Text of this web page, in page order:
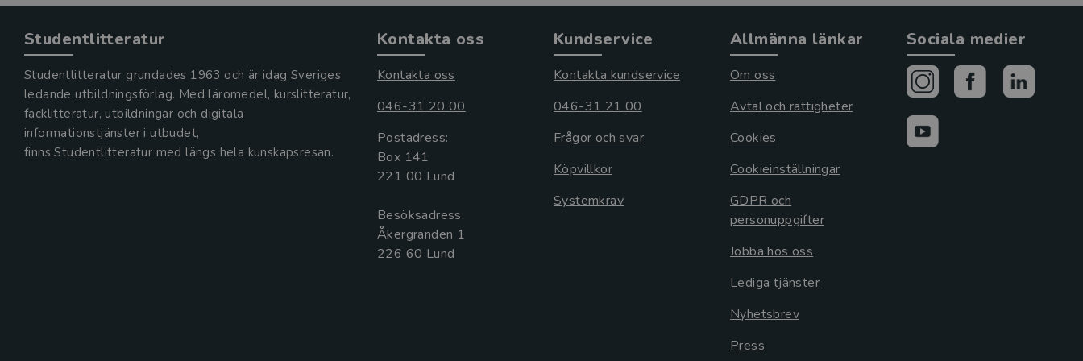
Studentlitteratur
Studentlitteratur grundades 1963 och är idag Sveriges
ledande utbildningsförlag. Med läromedel, kurslitteratur,
facklitteratur, utbildningar och digitala
informationstjänster i utbudet,
finns Studentlitteratur med längs hela kunskapsresan.
Kontakta oss
Kontakta oss
046-31 20 00
Postadress:
Box 141
221 00 Lund
Besöksadress:
Åkergränden 1
Kundservice
Kontakta kundservice
046-31 21 00
Frågor och svar
Köpvillkor
Systemkrav
Allmänna länkar
Om oss
Avtal och rättigheter
Cookies
Cookieinställningar
GDPR och
personuppgifter
Jobba hos oss
Lediga tjänster
Nyhetsbrev
Press
Sociala medier